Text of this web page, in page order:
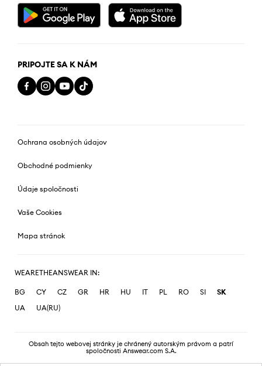
PRIPOJTE SA K NÁM
Ochrana osobných údajov
Obchodné podmienky
Údaje spoločnosti
Vaše Cookies
Mapa stránok
WEARETHEANSWEAR IN:
BG CY CZ GR HR HU IT PL RO SI
SK
UA
UA(RU)
Obsah tejto webovej stránky je chránený autorským právom a patrí
spoločnosti Answear.com S.A.